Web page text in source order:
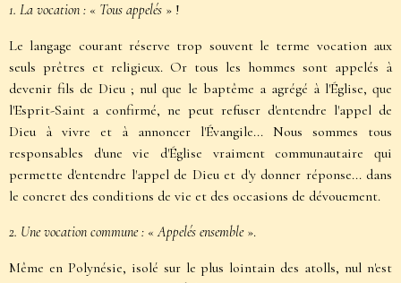
1. La vocation : « Tous appelés » !
Le langage courant réserve trop souvent le terme vocation aux
seuls prêtres et religieux. Or tous les hommes sont appelés à
devenir fils de Dieu ; nul que le baptême a agrégé à l'Église, que
l'Esprit-Saint a confirmé, ne peut refuser d'entendre l'appel de
Dieu à vivre et à annoncer l'Évangile... Nous sommes tous
responsables d'une vie d'Église vraiment communautaire qui
permette d'entendre l'appel de Dieu et d'y donner réponse... dans
le concret des conditions de vie et des occasions de dévouement.
2. Une vocation commune : «Appelés ensemble».
Même en Polynésie, isolé sur le plus lointain des atolls, nul n'est